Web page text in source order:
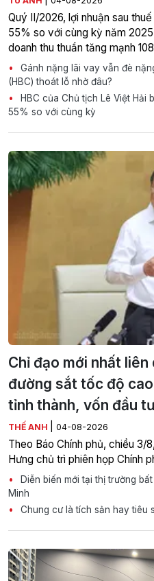
Quý II/2026, lợi nhuận sau
55% so với cùng kỳ năm
doanh thu thuần tăng mạnh
Gánh nặng lãi vay vẫn đè
(HBC) thoát lỗ nhờ đâu?
HBC của Chủ tịch Lê Việt Hải
55% so với cùng kỳ
Chỉ đạo mới nhất
đường sắt tốc độ
tỉnh thành, vốn đầu
THẾ ANH 04-08-2026
Theo Báo Chính phủ, chiều 3/
Hưng chủ trì phiên họp Chính
Diễn biến mới tại thị trường
Minh
Chung cư là tích sản hay tiêu